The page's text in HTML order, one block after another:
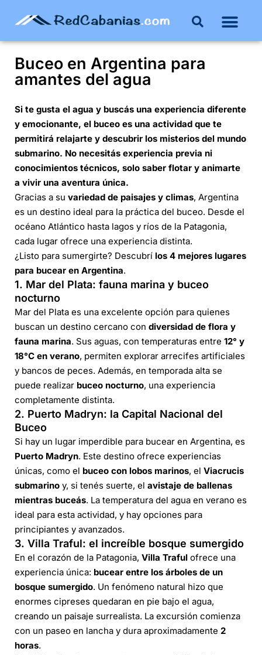
Buceo en Argentina para
amantes del agua
Si te gusta el agua y buscás una experiencia diferente
y emocionante, el buceo es una actividad que te
permitirá relajarte y descubrir los misterios del mundo
submarino. No necesitás experiencia previa ni
conocimientos técnicos, solo saber flotar y animarte
a vivir una aventura única.
Gracias a su variedad de paisajes y climas, Argentina
es un destino ideal para la práctica del buceo. Desde el
océano Atlántico hasta lagos y ríos de la Patagonia,
cada lugar ofrece una experiencia distinta.
¿Listo para sumergirte? Descubrí los 4 mejores lugares
para bucear en Argentina.
1. Mar del Plata: fauna marina y buceo
nocturno
Mar del Plata es una excelente opción para quienes
buscan un destino cercano con diversidad de flora y
fauna marina. Sus aguas, con temperaturas entre 12° y
18°C en verano, permiten explorar arrecifes artificiales
y bancos de peces. Además, en temporada alta se
puede realizar buceo nocturno, una experiencia
completamente distinta.
2. Puerto Madryn: la Capital Nacional del
Buceo
Si hay un lugar imperdible para bucear en Argentina, es
Puerto Madryn. Este destino ofrece experiencias
únicas, como el buceo con lobos marinos, el Viacrucis
submarino y, si tenés suerte, el avistaje de ballenas
mientras buceás. La temperatura del agua en verano es
ideal para esta actividad, y hay opciones para
principiantes y avanzados.
3. Villa Traful: el increíble bosque sumergido
En el corazón de la Patagonia, Villa Traful ofrece una
experiencia única: bucear entre los árboles de un
bosque sumergido. Un fenómeno natural hizo que
enormes cipreses quedaran en pie bajo el agua,
creando un paisaje surrealista. La excursión comienza
con un paseo en lancha y dura aproximadamente 2
horas.